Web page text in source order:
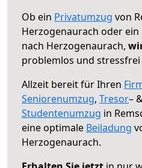
Ob ein Privatumzug von
Herzogenaurach oder
nach Herzogenaurach,
problemlos und
Allzeit bereit für Ihren
Seniorenumzug, Tresor–
Studentenumzug in
eine optimale Beiladung
Herzogenaurach.